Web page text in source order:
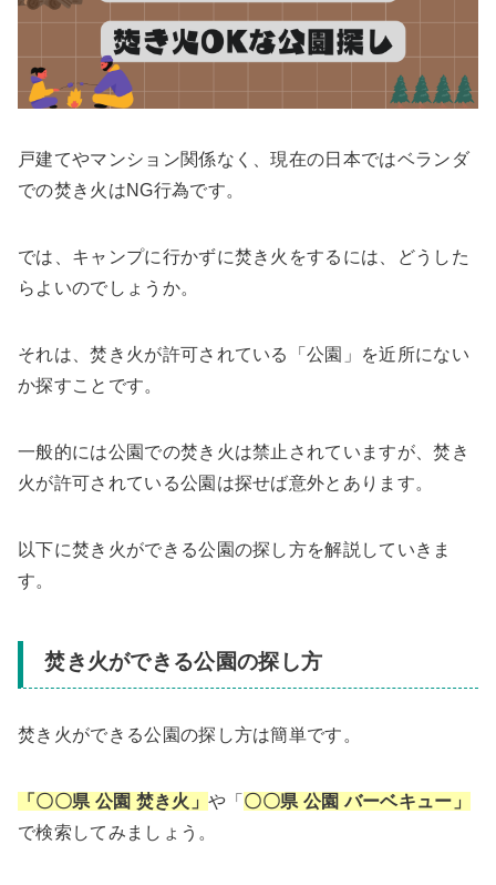
戸建てやマンション関係なく、現在の日本ではベランダ
での焚き火はNG行為です。
では、キャンプに行かずに焚き火をするには、どうした
らよいのでしょうか。
それは、焚き火が許可されている「公園」を近所にない
か探すことです。
一般的には公園での焚き火は禁止されていますが、焚き
火が許可されている公園は探せば意外とあります。
以下に焚き火ができる公園の探し方を解説していきま
す。
焚き火ができる公園の探し方
焚き火ができる公園の探し方は簡単です。
「〇〇県 公園 焚き火」 や「 〇〇県 公園 バーベキュー」
で検索してみましょう。